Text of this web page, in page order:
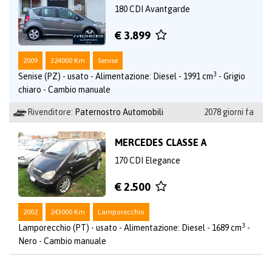
180 CDI Avantgarde
€ 3.899
2009 324000 Km Senise
Senise (PZ) - usato - Alimentazione: Diesel - 1991 cm3 - Grigio
chiaro - Cambio manuale
Rivenditore: Paternostro Automobili 2078 giorni fa
MERCEDES CLASSE A
170 CDI Elegance
€ 2.500
2002 243000 Km Lamporecchio
Lamporecchio (PT) - usato - Alimentazione: Diesel - 1689 cm3 -
Nero - Cambio manuale